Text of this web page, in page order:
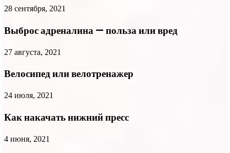
28 сентября, 2021
Выброс адреналина — польза или вред
27 августа, 2021
Велосипед или велотренажер
24 июля, 2021
Как накачать нижний пресс
4 июня, 2021